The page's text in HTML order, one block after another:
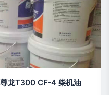
龙T300 CF-4 柴机油